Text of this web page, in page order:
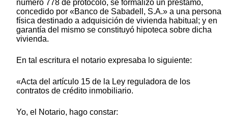
número 778 de protocolo, se formalizó un préstamo,
concedido por «Banco de Sabadell, S.A.» a una persona
física destinado a adquisición de vivienda habitual; y en
garantía del mismo se constituyó hipoteca sobre dicha
vivienda.
En tal escritura el notario expresaba lo siguiente:
«Acta del artículo 15 de la Ley reguladora de los
contratos de crédito inmobiliario.
Yo, el Notario, hago constar: